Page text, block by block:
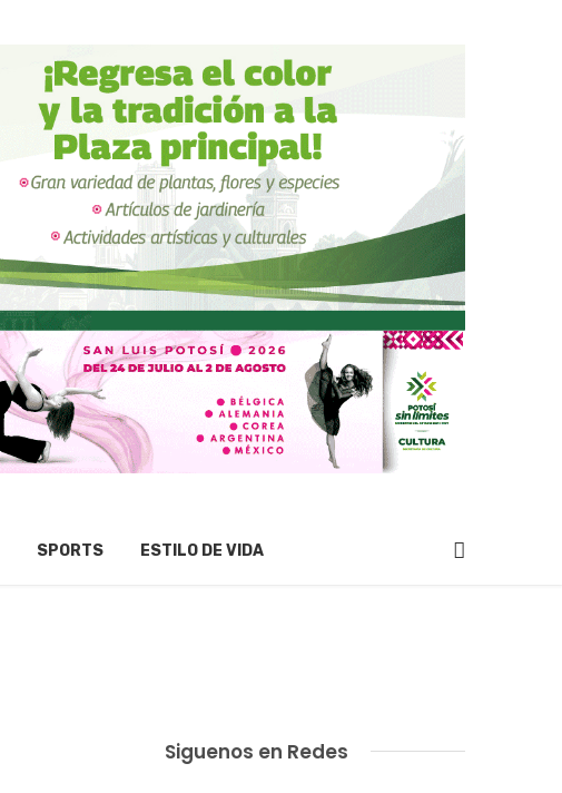
SPORTS ESTILO DE VIDA
Siguenos en Redes